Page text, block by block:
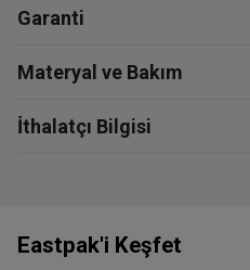
Garanti
Materyal ve Bakım
İthalatçı Bilgisi
Eastpak'i Keşfet